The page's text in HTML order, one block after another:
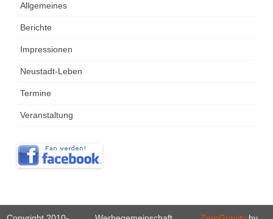
Allgemeines
Berichte
Impressionen
Neustadt-Leben
Termine
Veranstaltung